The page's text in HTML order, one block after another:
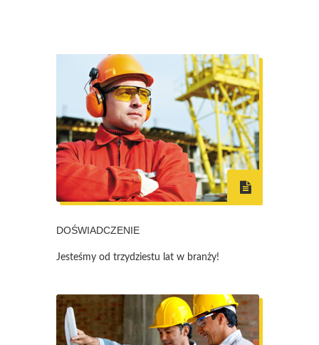
DOŚWIADCZENIE
Jesteśmy od trzydziestu lat w branży!